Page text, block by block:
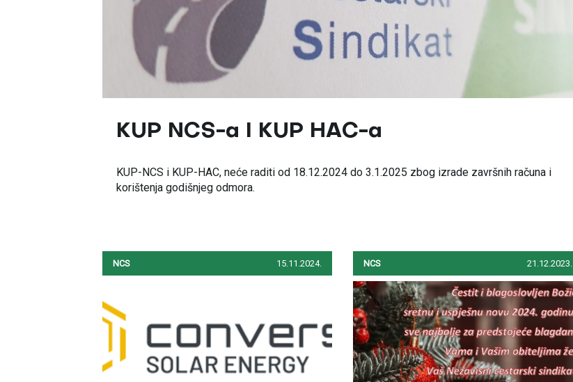
KUP NCS-a I KUP HAC-a
KUP-NCS i KUP-HAC, neće raditi od 18.12.2024 do 3.1.2025 zbog izrade završnih računa i
korištenja godišnjeg odmora.
NCS 15.11.2024. NCS 21.12.2023.